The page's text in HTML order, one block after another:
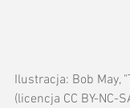
Ilustracja: Bob May,
(licencja CC BY-NC-